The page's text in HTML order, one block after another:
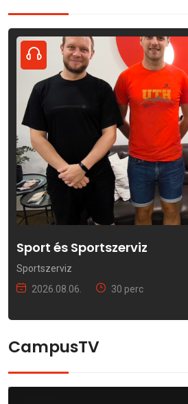
Sport és Sportszerviz
Sportszerviz
2026.08.06.
30 perc
CampusTV